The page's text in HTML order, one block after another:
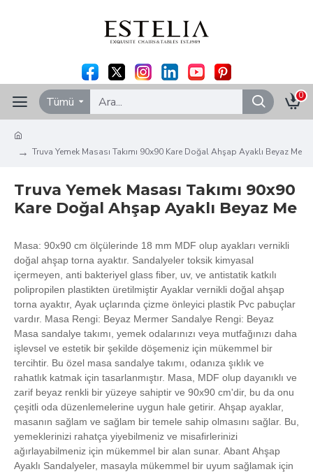
Tümü 0
Truva Yemek Masası Takımı 90x90 Kare Doğal Ahşap Ayaklı Beyaz Me
Truva Yemek Masası Takımı 90x90
Kare Doğal Ahşap Ayaklı Beyaz Me
Masa: 90x90 cm ölçülerinde 18 mm MDF olup ayakları vernikli
doğal ahşap torna ayaktır. Sandalyeler toksik kimyasal
içermeyen, anti bakteriyel glass fiber, uv, ve antistatik katkılı
polipropilen plastikten üretilmiştir Ayaklar vernikli doğal ahşap
torna ayaktır, Ayak uçlarında çizme önleyici plastik Pvc pabuçlar
vardır. Masa Rengi: Beyaz Mermer Sandalye Rengi: Beyaz
Masa sandalye takımı, yemek odalarınızı veya mutfağınızı daha
işlevsel ve estetik bir şekilde döşemeniz için mükemmel bir
tercihtir. Bu özel masa sandalye takımı, odanıza şıklık ve
rahatlık katmak için tasarlanmıştır. Masa, MDF olup dayanıklı ve
zarif beyaz renkli bir yüzeye sahiptir ve 90x90 cm'dir, bu da onu
çeşitli oda düzenlemelerine uygun hale getirir. Ahşap ayaklar,
masanın sağlam ve sağlam bir temele sahip olmasını sağlar. Bu,
yemeklerinizi rahatça yiyebilmeniz ve misafirlerinizi
ağırlayabilmeniz için mükemmel bir alan sunar. Abant Ahşap
Ayaklı Sandalyeler, masayla mükemmel bir uyum sağlamak için